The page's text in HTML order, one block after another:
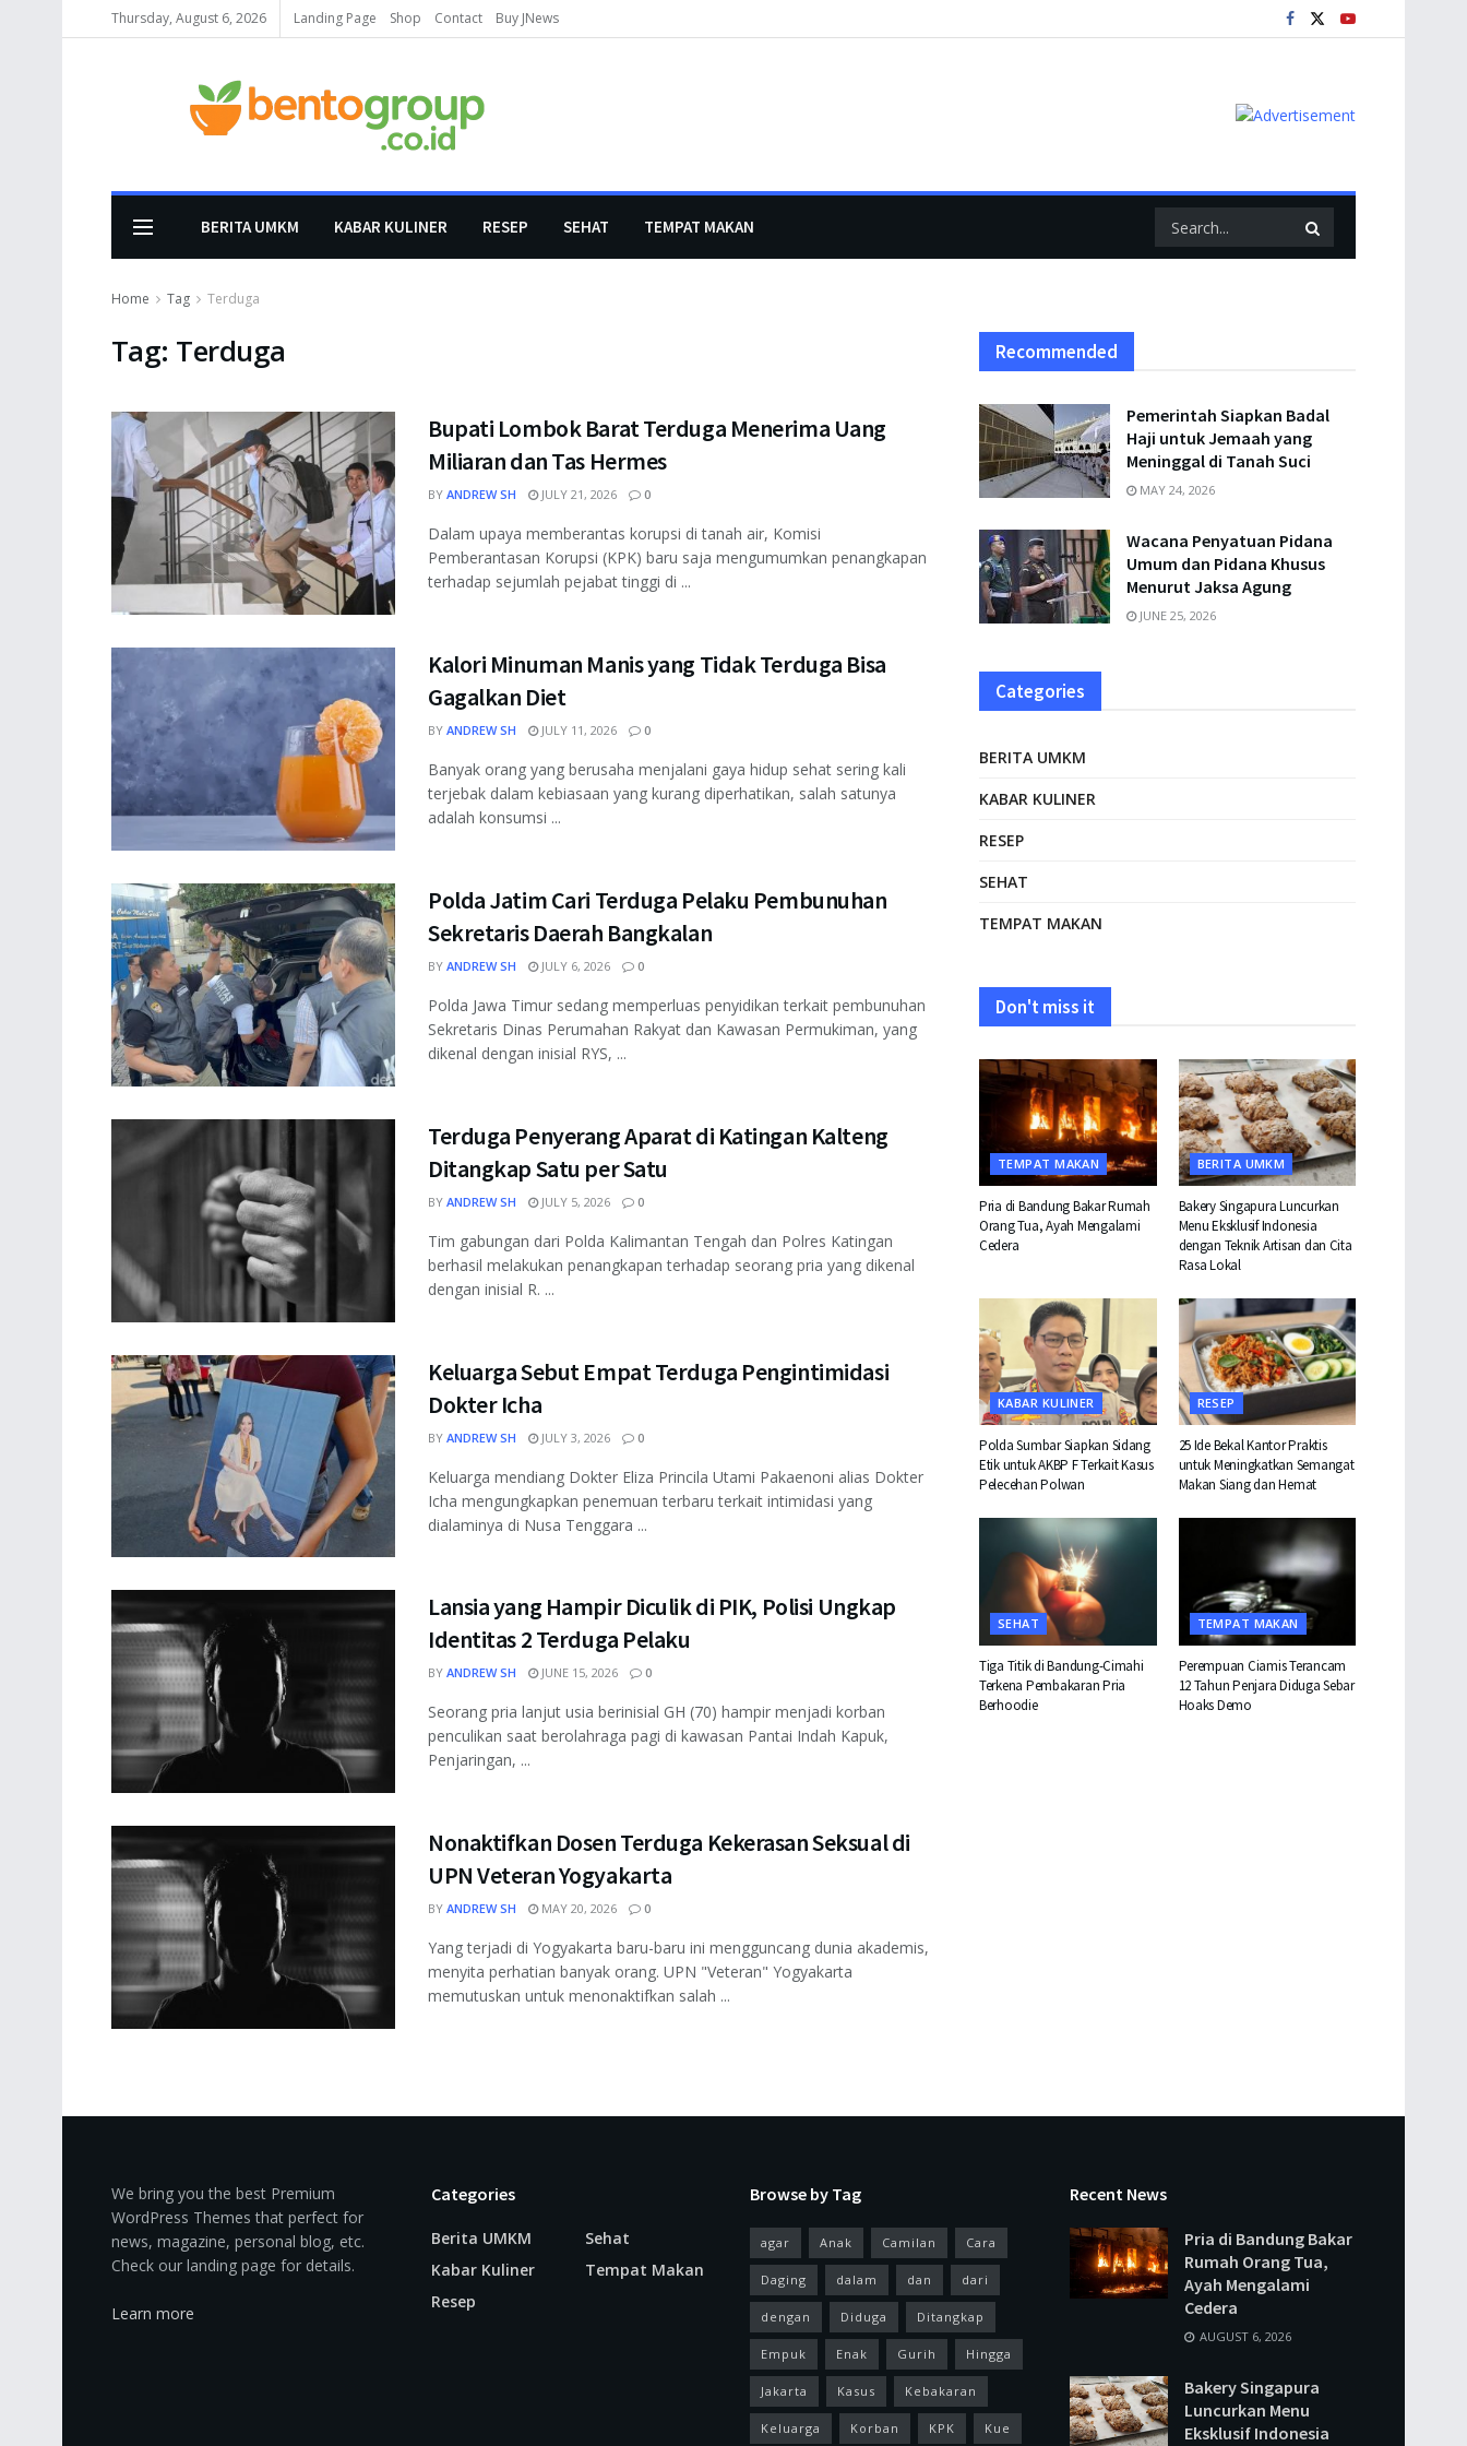
Thursday, August 6, 2026 Landing Page Shop Contact Buy JNews
BERITA UMKM KABAR KULINER RESEP SEHAT TEMPAT MAKAN
Home Tag Terduga
Tag: Terduga
Bupati Lombok Barat Terduga Menerima Uang
Miliaran dan Tas Hermes
BY ANDREW SH JULY 21, 2026 0
Dalam upaya memberantas korupsi di tanah air, Komisi
Pemberantasan Korupsi (KPK) baru saja mengumumkan penangkapan
terhadap sejumlah pejabat tinggi di ...
Kalori Minuman Manis yang Tidak Terduga Bisa
Gagalkan Diet
BY ANDREW SH JULY 11, 2026 0
Banyak orang yang berusaha menjalani gaya hidup sehat sering kali
terjebak dalam kebiasaan yang kurang diperhatikan, salah satunya
adalah konsumsi ...
Polda Jatim Cari Terduga Pelaku Pembunuhan
Sekretaris Daerah Bangkalan
BY ANDREW SH JULY 6, 2026 0
Polda Jawa Timur sedang memperluas penyidikan terkait pembunuhan
Sekretaris Dinas Perumahan Rakyat dan Kawasan Permukiman, yang
dikenal dengan inisial RYS, ...
Terduga Penyerang Aparat di Katingan Kalteng
Ditangkap Satu per Satu
BY ANDREW SH JULY 5, 2026 0
Tim gabungan dari Polda Kalimantan Tengah dan Polres Katingan
berhasil melakukan penangkapan terhadap seorang pria yang dikenal
dengan inisial R. ...
Keluarga Sebut Empat Terduga Pengintimidasi
Dokter Icha
BY ANDREW SH JULY 3, 2026 0
Keluarga mendiang Dokter Eliza Princila Utami Pakaenoni alias Dokter
Icha mengungkapkan penemuan terbaru terkait intimidasi yang
dialaminya di Nusa Tenggara ...
Lansia yang Hampir Diculik di PIK, Polisi Ungkap
Identitas 2 Terduga Pelaku
BY ANDREW SH JUNE 15, 2026 0
Seorang pria lanjut usia berinisial GH (70) hampir menjadi korban
penculikan saat berolahraga pagi di kawasan Pantai Indah Kapuk,
Penjaringan, ...
Nonaktifkan Dosen Terduga Kekerasan Seksual di
UPN Veteran Yogyakarta
BY ANDREW SH MAY 20, 2026 0
Yang terjadi di Yogyakarta baru-baru ini mengguncang dunia akademis,
menyita perhatian banyak orang. UPN "Veteran" Yogyakarta
memutuskan untuk menonaktifkan salah ...
Recommended
Pemerintah Siapkan Badal
Haji untuk Jemaah yang
Meninggal di Tanah Suci
MAY 24, 2026
Wacana Penyatuan Pidana
Umum dan Pidana Khusus
Menurut Jaksa Agung
JUNE 25, 2026
Categories
BERITA UMKM
KABAR KULINER
RESEP
SEHAT
TEMPAT MAKAN
Don't miss it
TEMPAT MAKAN
Pria di Bandung Bakar Rumah
Orang Tua, Ayah Mengalami
Cedera
BERITA UMKM
Bakery Singapura Luncurkan
Menu Eksklusif Indonesia
dengan Teknik Artisan dan Cita
Rasa Lokal
KABAR KULINER
Polda Sumbar Siapkan Sidang
Etik untuk AKBP F Terkait Kasus
Pelecehan Polwan
RESEP
25 Ide Bekal Kantor Praktis
untuk Meningkatkan Semangat
Makan Siang dan Hemat
SEHAT
Tiga Titik di Bandung-Cimahi
Terkena Pembakaran Pria
Berhoodie
TEMPAT MAKAN
Perempuan Ciamis Terancam
12 Tahun Penjara Diduga Sebar
Hoaks Demo
We bring you the best Premium
WordPress Themes that perfect for
news, magazine, personal blog, etc.
Check our landing page for details.
Learn more
Categories
Berita UMKM
Kabar Kuliner
Resep
Sehat
Tempat Makan
Browse by Tag
agar Anak Camilan Cara
Daging dalam dan dari
dengan Diduga Ditangkap
Empuk Enak Gurih Hingga
Jakarta Kasus Kebakaran
Keluarga Korban KPK Kue
Recent News
Pria di Bandung Bakar
Rumah Orang Tua,
Ayah Mengalami
Cedera
AUGUST 6, 2026
Bakery Singapura
Luncurkan Menu
Eksklusif Indonesia